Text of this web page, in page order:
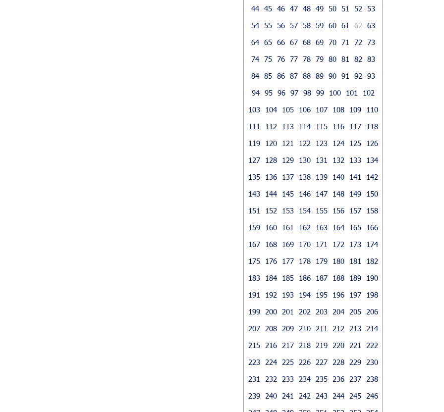
44 45 46 47 48 49 50 51 52
53
54 55 56 57 58 59 60 61 62
63
64 65 66 67 68 69 70 71 72
73
74 75 76 77 78 79 80 81 82
83
84 85 86 87 88 89 90 91 92
93
94 95 96 97 98 99 100 101
102
103
104 105 106 107 108 109
110
111
112 113 114 115 116 117
118
119
120 121 122 123 124 125
126
127
128 129 130 131 132 133
134
135
136 137 138 139 140 141
142
143
144 145 146 147 148 149
150
151
152 153 154 155 156 157
158
159
160 161 162 163 164 165
166
167
168 169 170 171 172 173
174
175
176 177 178 179 180 181
182
183
184 185 186 187 188 189
190
191
192 193 194 195 196 197
198
199
200 201 202 203 204 205
206
207
208 209 210 211 212 213
214
215
216 217 218 219 220 221
222
223
224 225 226 227 228 229
230
231
232 233 234 235 236 237
238
239
240 241 242 243 244 245
246